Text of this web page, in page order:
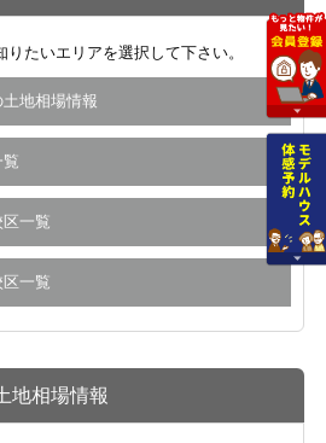
たいエリアを選択して下さい。
地相場情報
一覧
一覧
地相場情報